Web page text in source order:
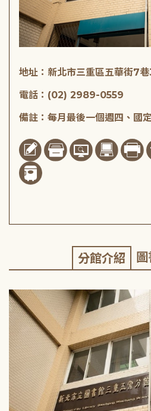
地址：新北市三重區五華街7
電話：(02) 2989-0559
備註：每月最後一個週四、國
分館介紹